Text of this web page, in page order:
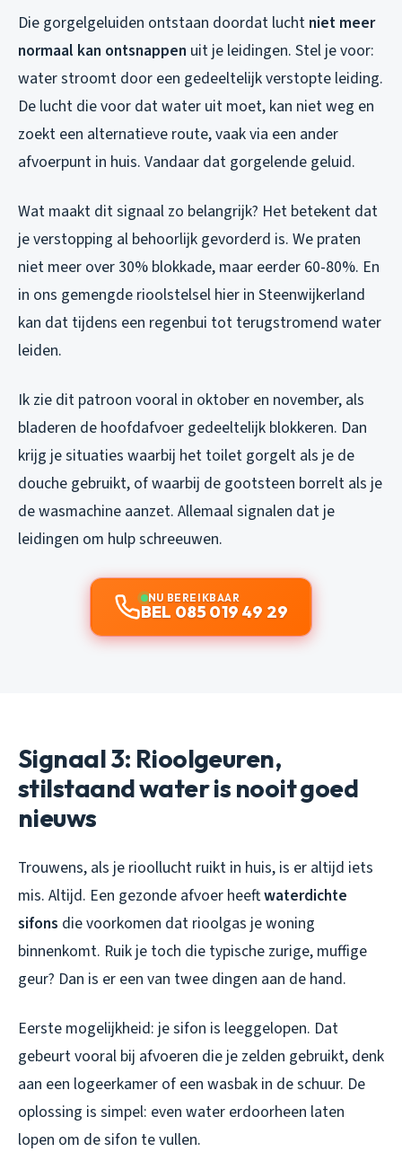
Die gorgelgeluiden ontstaan doordat lucht niet meer
normaal kan ontsnappen uit je leidingen. Stel je voor:
water stroomt door een gedeeltelijk verstopte leiding.
De lucht die voor dat water uit moet, kan niet weg en
zoekt een alternatieve route, vaak via een ander
afvoerpunt in huis. Vandaar dat gorgelende geluid.
Wat maakt dit signaal zo belangrijk? Het betekent dat
je verstopping al behoorlijk gevorderd is. We praten
niet meer over 30% blokkade, maar eerder 60-80%. En
in ons gemengde rioolstelsel hier in Steenwijkerland
kan dat tijdens een regenbui tot terugstromend water
leiden.
Ik zie dit patroon vooral in oktober en november, als
bladeren de hoofdafvoer gedeeltelijk blokkeren. Dan
krijg je situaties waarbij het toilet gorgelt als je de
douche gebruikt, of waarbij de gootsteen borrelt als je
de wasmachine aanzet. Allemaal signalen dat je
leidingen om hulp schreeuwen.
NU BEREIKBAAR
BEL 085 019 49 29
Signaal 3: Rioolgeuren,
stilstaand water is nooit goed
nieuws
Trouwens, als je rioollucht ruikt in huis, is er altijd iets
mis. Altijd. Een gezonde afvoer heeftwaterdichte
sifons die voorkomen dat rioolgas je woning
binnenkomt. Ruik je toch die typische zurige, muffige
geur? Dan is er een van twee dingen aan de hand.
Eerste mogelijkheid: je sifon is leeggelopen. Dat
gebeurt vooral bij afvoeren die je zelden gebruikt, denk
aan een logeerkamer of een wasbak in de schuur. De
oplossing is simpel: even water erdoorheen laten
lopen om de sifon te vullen.